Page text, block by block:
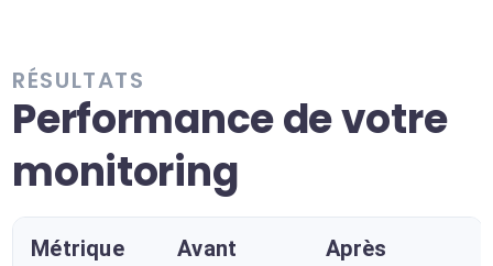
RÉSULTATS
Performance de votre
monitoring
Métrique Avant Après